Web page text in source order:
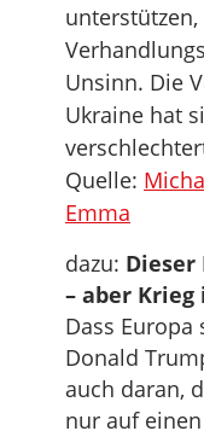
Unsinn. Die
Ukraine hat
Quelle:
Emma
dazu:
– aber
Dass Europa
Donald
auch daran,
nur auf